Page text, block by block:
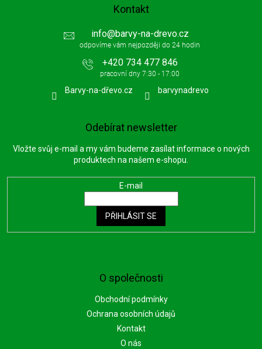
O společnosti
Obchodní podmínky
Ochrana osobních údajů
Kontakt
O nás
Kontakt
info@barvy-na-drevo.cz
+420 734 477 846
Barvy-na-dřevo.cz barvynadrevo
Odebírat newsletter
Vložte svůj e-mail a my vám budeme zasílat informace o nových
produktech na našem e-shopu.
E-mail
PŘIHLÁSIT SE